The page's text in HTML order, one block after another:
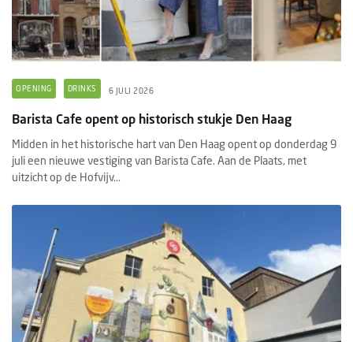
OPENING DRINKS 6 JULI 2026
Barista Cafe opent op historisch stukje Den Haag
Midden in het historische hart van Den Haag opent op donderdag 9
juli een nieuwe vestiging van Barista Cafe. Aan de Plaats, met
uitzicht op de Hofvijv...